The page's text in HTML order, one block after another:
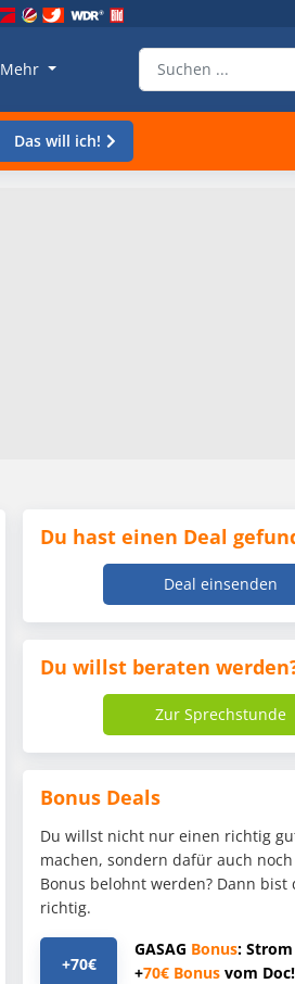
Mehr
Das will ich!
Du hast einen Deal
Deal einsenden
Du willst beraten
Zur Sprechstunde
Bonus Deals
Du willst nicht nur einen richtig
machen, sondern dafür auch
Bonus belohnt werden? Dann bist
richtig.
+70€
GASAG Bonus:
+70€ Bonus vom Doc!